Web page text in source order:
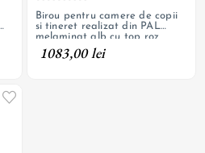
Birou pentru camere de copii
si tineret realizat din PAL
melaminat alb cu top roz
1083,00 lei